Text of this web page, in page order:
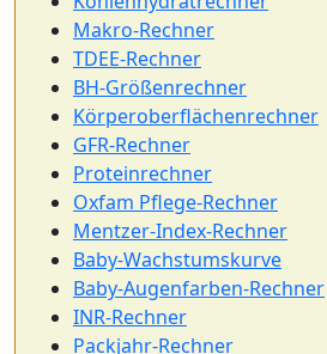
Makro-Rechner
TDEE-Rechner
BH-Größenrechner
Körperoberflächenrechner
GFR-Rechner
Proteinrechner
Oxfam Pflege-Rechner
Mentzer-Index-Rechner
Baby-Wachstumskurve
Baby-Augenfarben-Rechner
INR-Rechner
Packjahr-Rechner